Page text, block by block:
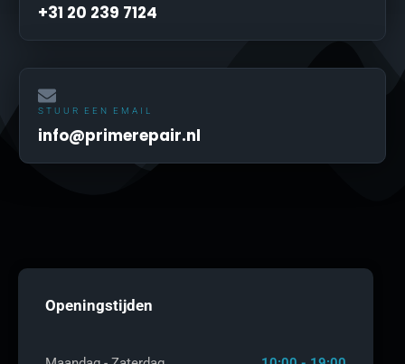
+31 20 239 7124
STUUR EEN EMAIL
info@primerepair.nl
Openingstijden